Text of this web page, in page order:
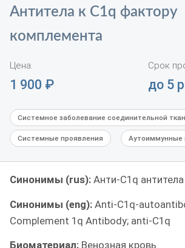
Антитела к С1q фактору
комплемента
Цена:
1 900 ₽
Срок
до 5
Системное заболевание соединительной
Системные проявления Аутоиммунные
Синонимы (rus): Анти-С1q антитела
Синонимы (eng): Anti-C1q-
Complement 1q Antibody; anti-C1q
Биоматериал: Венозная кровь